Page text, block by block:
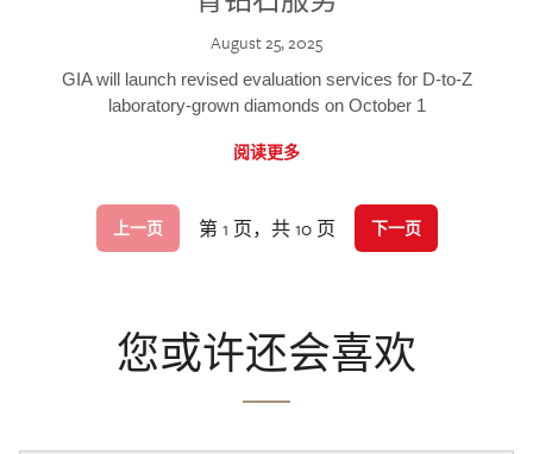
August 25, 2025
GIA will launch revised evaluation services for D-to-Z
laboratory-grown diamonds on October 1
阅读更多
上一页 第 1 页，共 10 页 下一页
您或许还会喜欢